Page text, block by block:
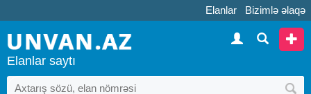
Elanlar Bizimlə əlaqə
Elanlar saytı